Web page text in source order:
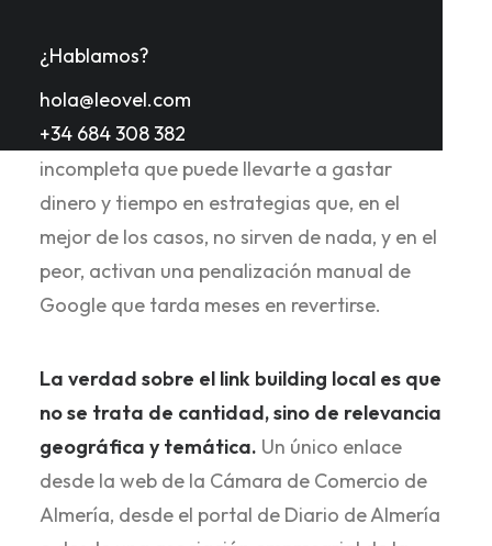
¿Hablamos?
hola@leovel.com
+34 684 308 382
escuchado mil veces la misma receta:
«consigue más enlaces». Y aunque la
afirmación no es incorrecta, es tan
incompleta que puede llevarte a gastar
dinero y tiempo en estrategias que, en el
mejor de los casos, no sirven de nada, y en el
peor, activan una penalización manual de
Google que tarda meses en revertirse.
La verdad sobre el link building local es que
no se trata de cantidad, sino de relevancia
geográfica y temática. Un único enlace
desde la web de la Cámara de Comercio de
Almería, desde el portal de Diario de Almería